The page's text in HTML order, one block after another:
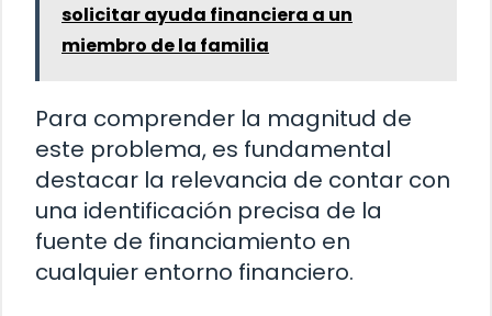
solicitar ayuda financiera a un
miembro de la familia
Para comprender la magnitud de
este problema, es fundamental
destacar la relevancia de contar con
una identificación precisa de la
fuente de financiamiento en
cualquier entorno financiero.